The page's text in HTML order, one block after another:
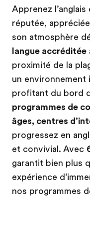
EF recrute
Rejoignez nos équipes
Apprenez
réputée,
son atmosphère
langue accréditée
proximité de la
un
profitant du bord
programmes de
âges, centres
progressez en
et convivial. Avec
garantit bien plus
expérience
nos programmes